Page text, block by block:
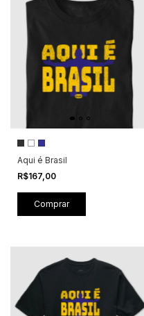
Aqui é Brasil
R$167,00
Comprar